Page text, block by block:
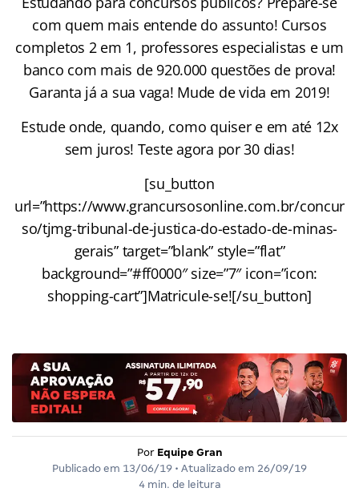
com quem mais entende do assunto! Cursos
completos 2 em 1, professores especialistas e um
banco com mais de 920.000 questões de prova!
Garanta já a sua vaga! Mude de vida em 2019!
Estude onde, quando, como quiser e em até 12x
sem juros! Teste agora por 30 dias!
[su_button
url=”https://www.grancursosonline.com.br/concur
so/tjmg-tribunal-de-justica-do-estado-de-minas-
gerais” target=”blank” style=”flat”
background=”#ff0000″ size=”7″ icon=”icon:
shopping-cart”]Matricule-se![/su_button]
Por Equipe Gran
Publicado em 13/06/19 • Atualizado em 26/09/19
4 min. de leitura